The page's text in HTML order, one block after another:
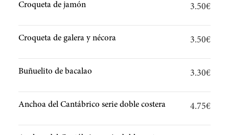
Croqueta de jamón 3.50€
Croqueta de galera y nécora 3.50€
Buñuelito de bacalao 3.30€
Anchoa del Cantábrico serie doble costera 4.75€